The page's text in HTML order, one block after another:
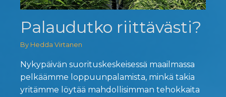
Palaudutko riittävästi?
By Hedda Virtanen
Nykypäivän suorituskeskeisessä maailmassa
pelkäämme loppuunpalamista, minkä takia
yritämme löytää mahdollisimman tehokkaita